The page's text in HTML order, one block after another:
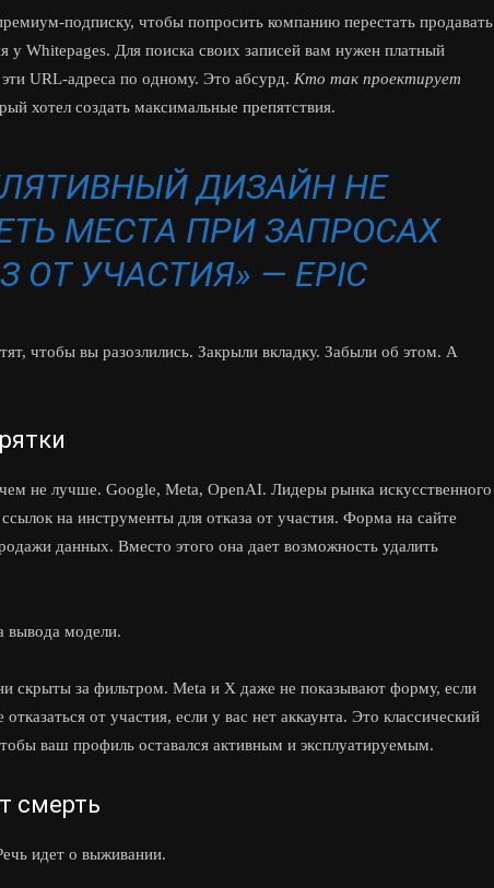
подписку, чтобы попросить компанию перестать продавать
у Whitepages. Для поиска своих записей вам нужен платный
URL-адреса по одному. Это абсурд. Кто так проектирует
хотел создать максимальные препятствия.
ДИЗАЙН НЕ
МЕСТА ПРИ ЗАПРОСАХ
ОТ УЧАСТИЯ» — EPIC
чтобы вы разозлились. Закрыли вкладку. Забыли об этом. А
не лучше. Google, Meta, OpenAI. Лидеры рынка искусственного
на инструменты для отказа от участия. Форма на сайте
данных. Вместо этого она дает возможность удалить
вывода модели.
скрыты за фильтром. Meta и X даже не показывают форму, если
от участия, если у вас нет аккаунта. Это классический
ваш профиль оставался активным и эксплуатируемым.
смерть
идет о выживании.